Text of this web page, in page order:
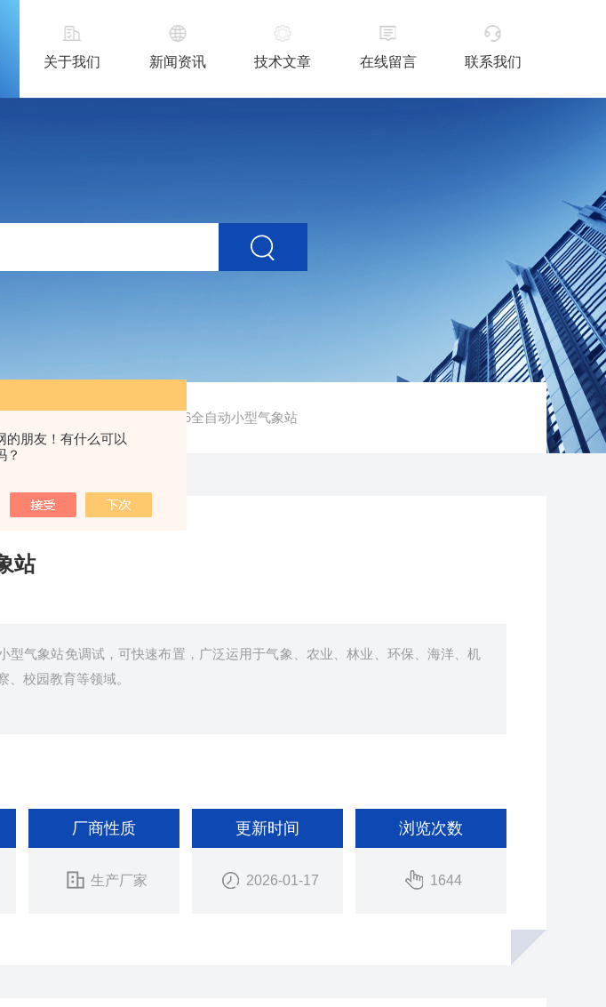
的朋友！有什么可以
？
关于我们 新闻资讯 技术文章 在线留言 联系我们
设备 / FT-QC6全自动小型气象站
站
型气象站免调试，可快速布置，广泛运用于气象、农业、林业、环保、海洋、机
、校园教育等领域。
厂商性质
生产厂家
更新时间
2026-01-17
浏览次数
1644